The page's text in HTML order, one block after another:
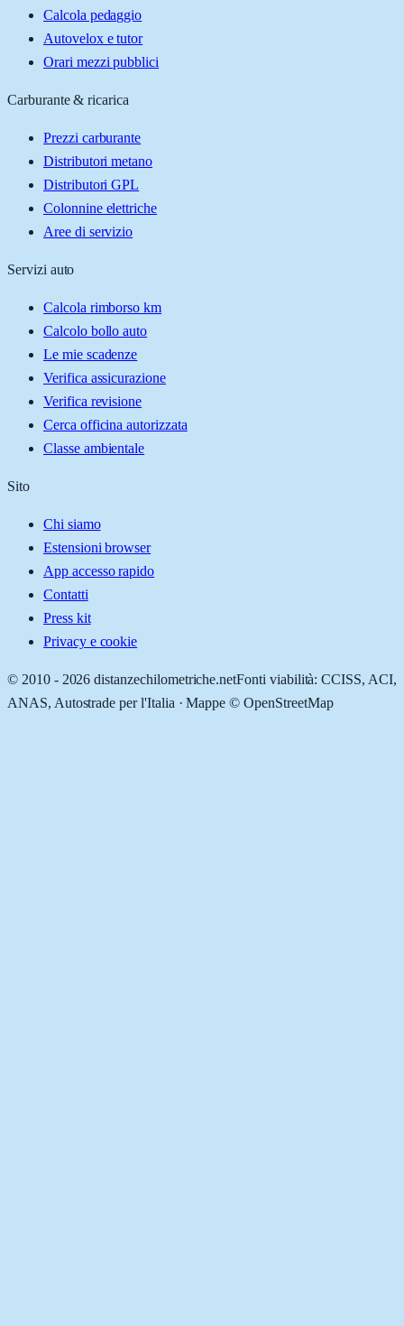
Calcola pedaggio
Autovelox e tutor
Orari mezzi pubblici
Carburante & ricarica
Prezzi carburante
Distributori metano
Distributori GPL
Colonnine elettriche
Aree di servizio
Servizi auto
Calcola rimborso km
Calcolo bollo auto
Le mie scadenze
Verifica assicurazione
Verifica revisione
Cerca officina autorizzata
Classe ambientale
Sito
Chi siamo
Estensioni browser
App accesso rapido
Contatti
Press kit
Privacy e cookie
© 2010 - 2026 distanzechilometriche.netFonti viabilità: CCISS, ACI,
ANAS, Autostrade per l'Italia · Mappe © OpenStreetMap